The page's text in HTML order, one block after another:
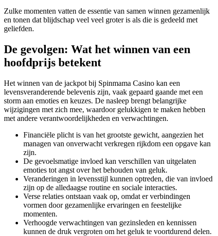
Zulke momenten vatten de essentie van samen winnen gezamenlijk
en tonen dat blijdschap veel veel groter is als die is gedeeld met
geliefden.
De gevolgen: Wat het winnen van een
hoofdprijs betekent
Het winnen van de jackpot bij Spinmama Casino kan een
levensveranderende belevenis zijn, vaak gepaard gaande met een
storm aan emoties en keuzes. De nasleep brengt belangrijke
wijzigingen met zich mee, waardoor gelukkigen te maken hebben
met andere verantwoordelijkheden en verwachtingen.
Financiële plicht is van het grootste gewicht, aangezien het
managen van onverwacht verkregen rijkdom een opgave kan
zijn.
De gevoelsmatige invloed kan verschillen van uitgelaten
emoties tot angst over het behouden van geluk.
Veranderingen in levensstijl kunnen optreden, die van invloed
zijn op de alledaagse routine en sociale interacties.
Verse relaties ontstaan vaak op, omdat er verbindingen
vormen door gezamenlijke ervaringen en feestelijke
momenten.
Verhoogde verwachtingen van gezinsleden en kennissen
kunnen de druk vergroten om het geluk te voortdurend delen.